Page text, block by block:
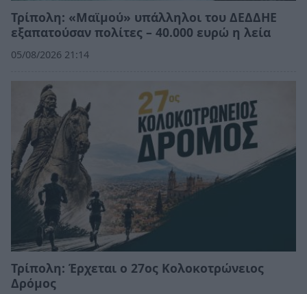
Τρίπολη: «Μαϊμού» υπάλληλοι του ΔΕΔΔΗΕ
εξαπατούσαν πολίτες – 40.000 ευρώ η λεία
05/08/2026 21:14
Τρίπολη: Έρχεται ο 27ος Κολοκοτρώνειος
Δρόμος